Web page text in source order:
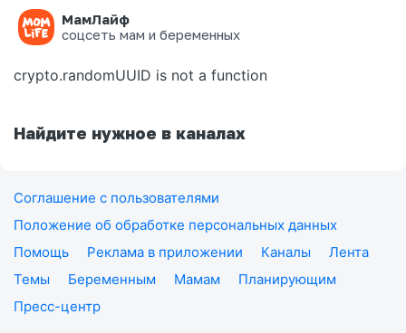
МамЛайф
соцсеть мам и беременных
Ошибка на странице
crypto.randomUUID is not a function
Найдите нужное в каналах
Соглашение с пользователями
Положение об обработке персональных данных
Помощь
Реклама в приложении Каналы
Лента
Темы
Беременным Мамам
Планирующим
Пресс-центр